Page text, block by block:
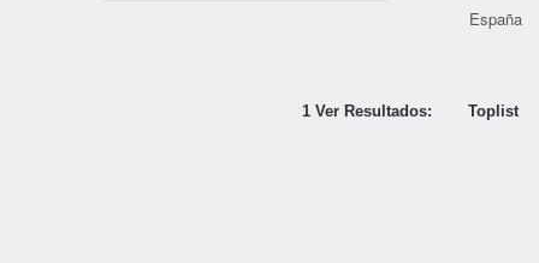
1 Ver Resultados: Toplist